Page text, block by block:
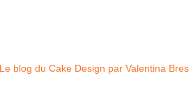
Le blog du Cake Design par Valentina Bres